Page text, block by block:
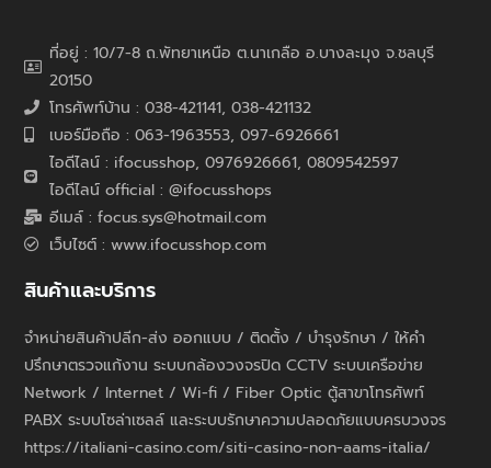
ที่อยู่ : 10/7-8 ถ.พัทยาเหนือ ต.นาเกลือ อ.บางละมุง จ.ชลบุรี
20150
โทรศัพท์บ้าน : 038-421141, 038-421132
เบอร์มือถือ : 063-1963553, 097-6926661
ไอดีไลน์ : ifocusshop, 0976926661, 0809542597
ไอดีไลน์ official : @ifocusshops
อีเมล์ : focus.sys@hotmail.com
เว็บไซต์ : www.ifocusshop.com
สินค้าและบริการ
จำหน่ายสินค้าปลีก-ส่ง ออกแบบ / ติดตั้ง / บำรุงรักษา / ให้คำ
ปรึกษาตรวจแก้งาน ระบบกล้องวงจรปิด CCTV ระบบเครือข่าย
Network / Internet / Wi-fi / Fiber Optic ตู้สาขาโทรศัพท์
PABX ระบบโซล่าเซลล์ และระบบรักษาความปลอดภัยแบบครบวงจร
https://italiani-casino.com/siti-casino-non-aams-italia/